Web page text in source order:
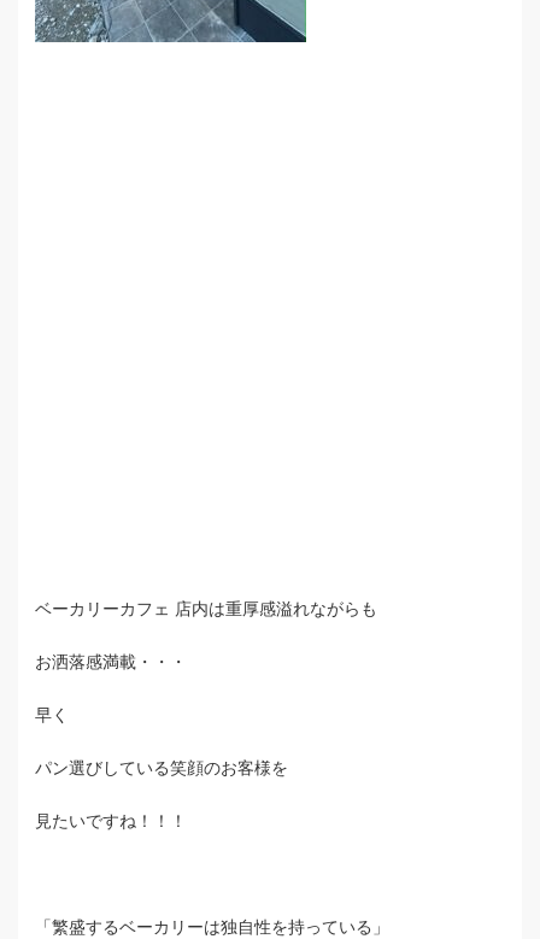
ベーカリーカフェ 店内は重厚感溢れながらも
お洒落感満載・・・
早く
パン選びしている笑顔のお客様を
見たいですね！！！
「繁盛するベーカリーは独自性を持っている」